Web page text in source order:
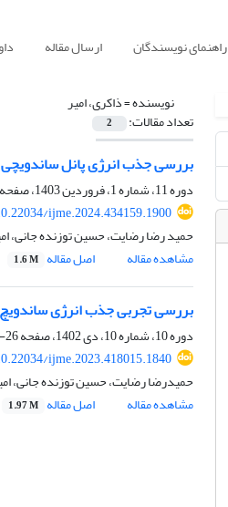
راهنمای نویسندگان ارسال مقاله
نویسنده =ذاکری، امیر
تعداد مقالات: 2
بررسی جذب انرژی پانل ساندویچی
دوره 11، شماره 1، فروردین 1403، صفحه
ijme.2024.434159.1900
حمید رضا رضایت، حسین توزنده جانی،
مشاهده مقاله
اصل مقاله 1.6 M
بررسی تجربی جذب انرژی ساندویچ
دوره 10، شماره 10، دی 1402، صفحه
26-42
ijme.2023.418015.1840
حمیدرضا رضایت، حسین توزنده جانی،
مشاهده مقاله
اصل مقاله 1.97 M